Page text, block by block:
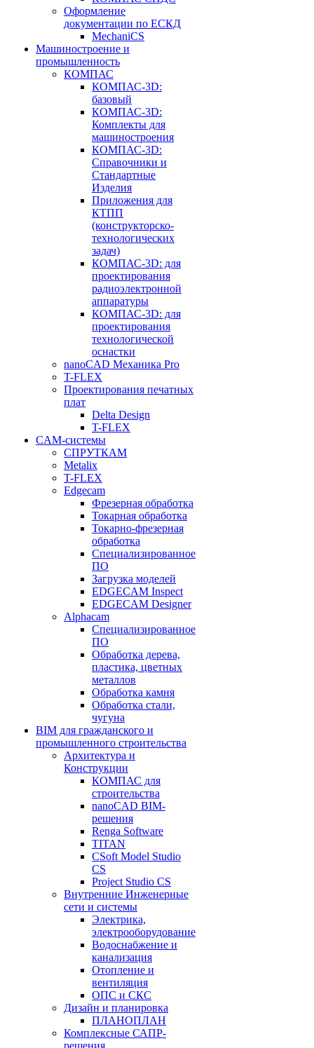
Оформление
документации по ЕСКД
MechaniCS
Машиностроение и
промышленность
КОМПАС
КОМПАС-3D:
базовый
КОМПАС-3D:
Комплекты для
машиностроения
КОМПАС-3D:
Справочники и
Стандартные
Изделия
Приложения для
КТПП
(конструкторско-
технологических
задач)
КОМПАС-3D: для
проектирования
радиоэлектронной
аппаратуры
КОМПАС-3D: для
проектирования
технологической
оснастки
nanoCAD Механика Pro
T-FLEX
Проектирования печатных
плат
Delta Design
T-FLEX
CAM-системы
СПРУТКAM
Metalix
T-FLEX
Edgecam
Фрезерная обработка
Токарная обработка
Токарно-фрезерная
обработка
Специализированное
ПО
Загрузка моделей
EDGECAM Inspect
EDGECAM Designer
Alphacam
Специализированное
ПО
Обработка дерева,
пластика, цветных
металлов
Обработка камня
Обработка стали,
чугуна
BIM для гражданского и
промышленного строительства
Архитектура и
Конструкции
КОМПАС для
строительства
nanoCAD BIM-
решения
Renga Software
TITAN
CSoft Model Studio
CS
Project Studio CS
Внутренние Инженерные
сети и системы
Электрика,
электрооборудование
Водоснабжение и
канализация
Отопление и
вентиляция
ОПС и СКС
Дизайн и планировка
ПЛАНОПЛАН
Комплексные САПР-
решения